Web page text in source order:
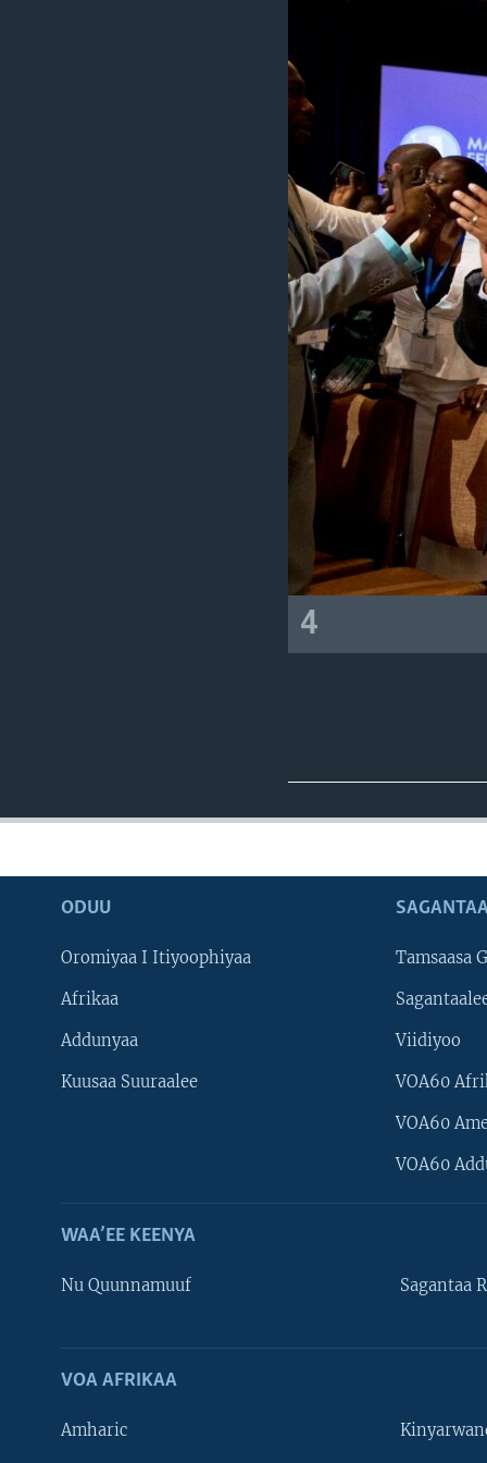
4
ODUU
Oromiyaa I Itiyoophiyaa
Afrikaa
Addunyaa
Kuusaa Suuraalee
Tamsaasa
Viidiyoo
VOA60
VOA60
VOA60
WAA’EE KEENYA
Nu Quunnamuuf Sagantaa
VOA AFRIKAA
Amharic